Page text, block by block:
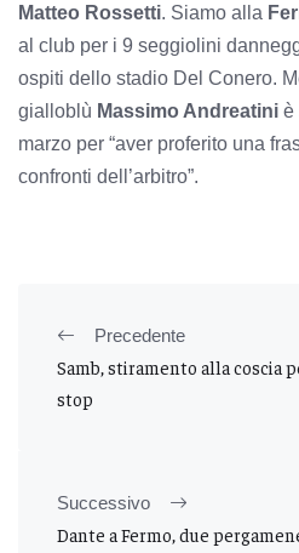
Matteo Rossetti. Siamo alla
al club per i 9 seggiolini
ospiti dello stadio Del Conero.
gialloblù Massimo Andreatini è
marzo per “aver proferito una
confronti dell’arbitro”.
Precedente
Samb, stiramento alla coscia
stop
Successivo
Dante a Fermo, due